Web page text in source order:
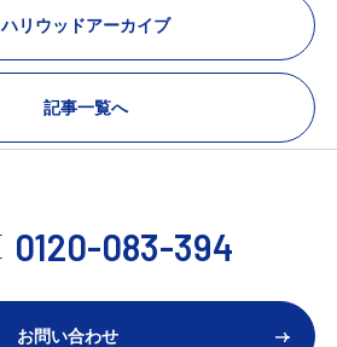
ハリウッドアーカイブ
記事一覧へ
0120-083-394
お問い合わせ